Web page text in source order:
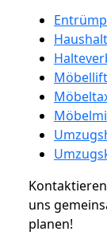
uns
planen!